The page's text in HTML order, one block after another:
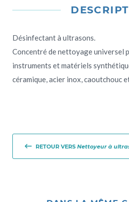
Désinfectant à ultrasons.
Concentré de nettoyage universel
instruments et matériels
céramique, acier inox, caoutchouc
RETOUR VERSNettoyeur à